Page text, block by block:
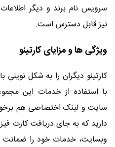
سرویس نام برند و دیگر
نیز قابل دسترس است.
ویژگی ها و مزایای کارتینو
کارتینو دیگران را به شکل
با استفاده از خدمات این
سایت و لینک اختصاصی هم
دارید که به جای دریافت کارت
وبسایت، خدمات خود را ضمانت